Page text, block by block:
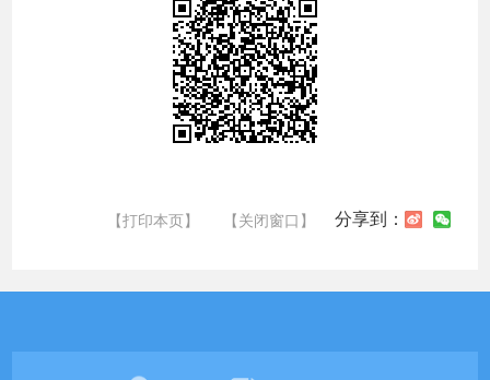
【打印本页】 【关闭窗口】 分享到：